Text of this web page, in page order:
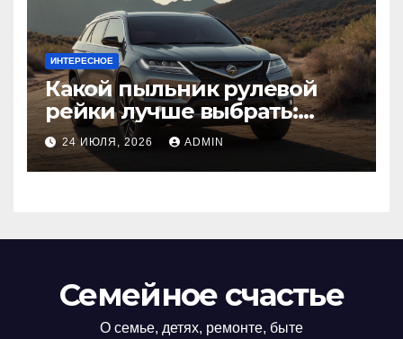
ИНТЕРЕСНОЕ
Какой пыльник рулевой
рейки лучше выбрать:
оригинальный или аналог,
резина или полиуретан
24 ИЮЛЯ, 2026 ADMIN
Семейное счастье
О семье, детях, ремонте, быте